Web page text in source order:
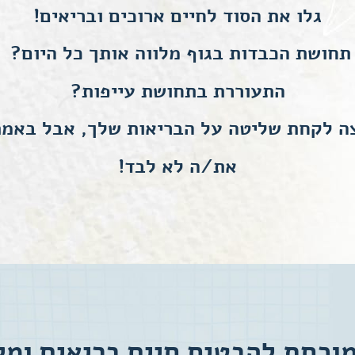
גלו את הסוד לחיים ארוכים ובריאים!
תחושת הכבדות בגוף מלווה אותך כל היום?
התעוררת בתחושת עייפות?
לקחת שליטה על הבריאות שלך, אבל
את/ה לא לבד!
קובצי
האתר.